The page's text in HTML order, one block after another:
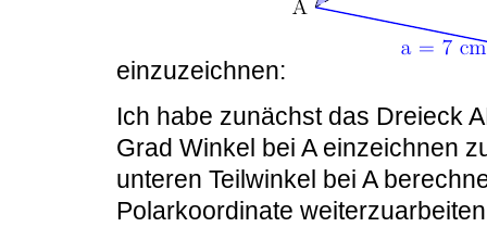
einzuzeichnen:
Ich habe zunächst das Dreieck
Grad Winkel bei A einzeichnen
unteren Teilwinkel bei A
Polarkoordinate